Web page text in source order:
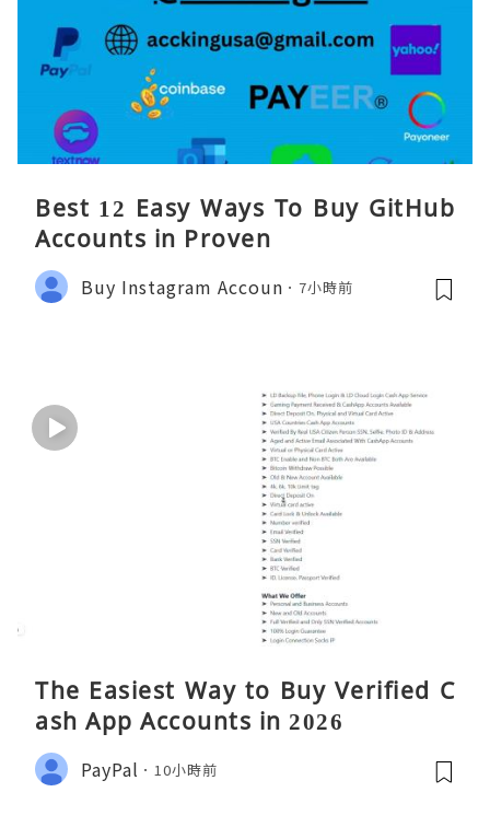
Best 12 Easy Ways To Buy GitHub
Accounts in Proven
Buy Instagram Accoun 7小時前
The Easiest Way to Buy Verified C
ash App Accounts in 2026
PayPal 10小時前